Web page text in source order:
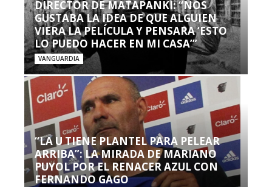
DIRECTOR DE MATAPANKI: “NOS
GUSTABA LA IDEA DE QUE ALGUIEN
VIERA LA PELÍCULA Y PENSARA ‘ESTO
LO PUEDO HACER EN MI CASA’”
VANGUARDIA
“LA U TIENE PLANTEL PARA PELEAR
ARRIBA”: LA MIRADA DE MARIANO
PUYOL POR EL RENACER AZUL CON
FERNANDO GAGO